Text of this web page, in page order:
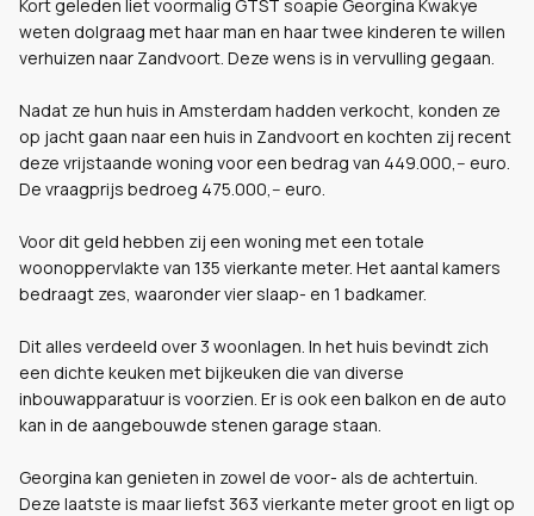
Kort geleden liet voormalig GTST soapie Georgina Kwakye
weten dolgraag met haar man en haar twee kinderen te willen
verhuizen naar Zandvoort. Deze wens is in vervulling gegaan.
Nadat ze hun huis in Amsterdam hadden verkocht, konden ze
op jacht gaan naar een huis in Zandvoort en kochten zij recent
deze vrijstaande woning voor een bedrag van 449.000,-- euro.
De vraagprijs bedroeg 475.000,-- euro.
Voor dit geld hebben zij een woning met een totale
woonoppervlakte van 135 vierkante meter. Het aantal kamers
bedraagt zes, waaronder vier slaap- en 1 badkamer.
Dit alles verdeeld over 3 woonlagen. In het huis bevindt zich
een dichte keuken met bijkeuken die van diverse
inbouwapparatuur is voorzien. Er is ook een balkon en de auto
kan in de aangebouwde stenen garage staan.
Georgina kan genieten in zowel de voor- als de achtertuin.
Deze laatste is maar liefst 363 vierkante meter groot en ligt op